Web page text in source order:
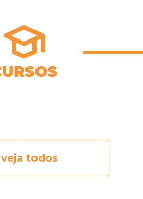
veja todos